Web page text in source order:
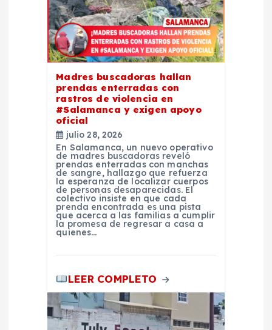
Madres buscadoras hallan
prendas enterradas con
rastros de violencia en
#Salamanca y exigen apoyo
oficial
julio 28, 2026
En Salamanca, un nuevo operativo
de madres buscadoras reveló
prendas enterradas con manchas
de sangre, hallazgo que refuerza
la esperanza de localizar cuerpos
de personas desaparecidas. El
colectivo insiste en que cada
prenda encontrada es una pista
que acerca a las familias a cumplir
la promesa de regresar a casa a
quienes…
LEER COMPLETO